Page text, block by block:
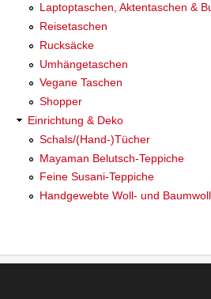
Laptoptaschen, Aktentaschen &
Reisetaschen
Rucksäcke
Umhängetaschen
Vegane Taschen
Shopper
Einrichtung & Deko
Schals/(Hand-)Tücher
Mayaman Belutsch-Teppiche
Feine Susani-Teppiche
Handgewebte Woll- und